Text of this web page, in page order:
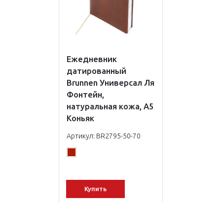
Ежедневник
датированный
Brunnen Универсал Ля
Фонтейн,
натуральная кожа, А5
Коньяк
Артикул: BR2795-50-70
Купить